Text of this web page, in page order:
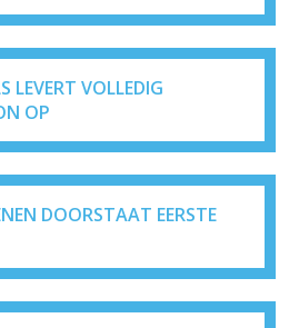
LEVERT VOLLEDIG
OP
DOORSTAAT EERSTE